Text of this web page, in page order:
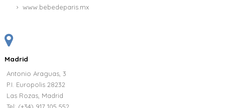
www.bebedeparis.mx
Madrid
Antonio Araguas, 3
P.I. Europolis 28232
Las Rozas, Madrid